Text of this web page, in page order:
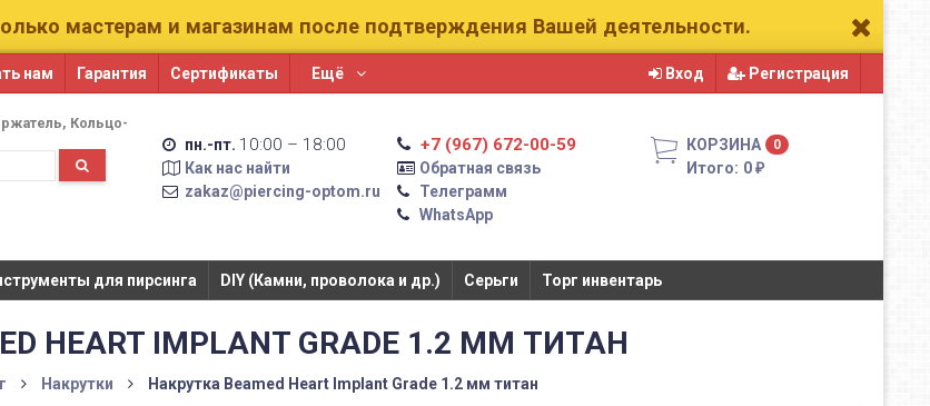
мастерам и магазинам после подтверждения Вашей деятельности.
нам Гарантия Сертификаты Ещё Вход Регистрация
Кольцо-
пн.-пт. 10:00 – 18:00
Как нас найти
zakaz@piercing-optom.ru
+7 (967) 672-00-59
Обратная связь
Телеграмм
WhatsApp
КОРЗИНА 0
Итого: 0 ₽
для пирсинга DIY (Камни, проволока и др.) Серьги Торг инвентарь
HEART IMPLANT GRADE 1.2 ММ ТИТАН
Накрутки Накрутка Beamed Heart Implant Grade 1.2 мм титан